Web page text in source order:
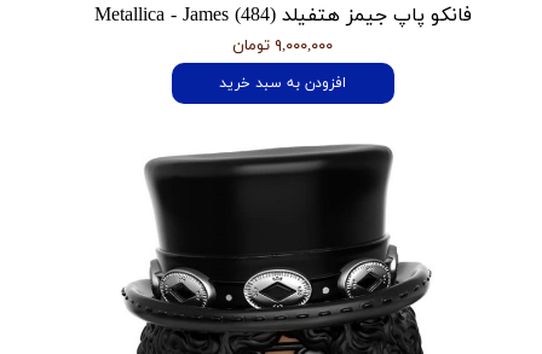
فانکو پاپ جیمز هتفیلد Metallica - James (484)
۹,۰۰۰,۰۰۰ تومان
افزودن به سبد خرید